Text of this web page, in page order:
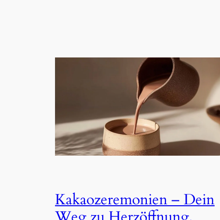
Kakaozeremonien – Dein